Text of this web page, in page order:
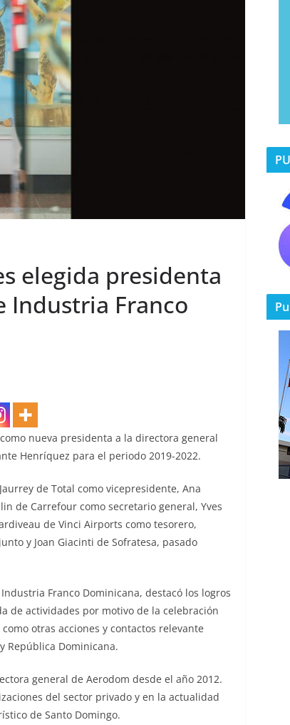
elegida presidenta
Industria Franco
nueva presidenta a la directora general
Henríquez para el periodo 2019-2022.
de Total como vicepresidente, Ana
de Carrefour como secretario general, Yves
de Vinci Airports como tesorero,
y Joan Giacinti de Sofratesa, pasado
Franco Dominicana, destacó los logros
de actividades por motivo de la celebración
otras acciones y contactos relevante
República Dominicana.
general de Aerodom desde el año 2012.
del sector privado y en la actualidad
de Santo Domingo.